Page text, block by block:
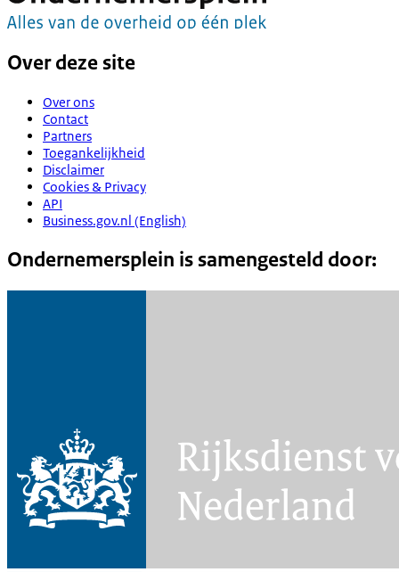
Over deze site
Over ons
Contact
Partners
Toegankelijkheid
Disclaimer
Cookies & Privacy
API
Business.gov.nl (English)
Ondernemersplein is samengesteld door: